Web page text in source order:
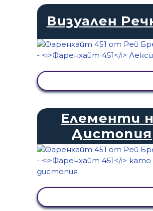
Визуален
Елементи
Дистопия